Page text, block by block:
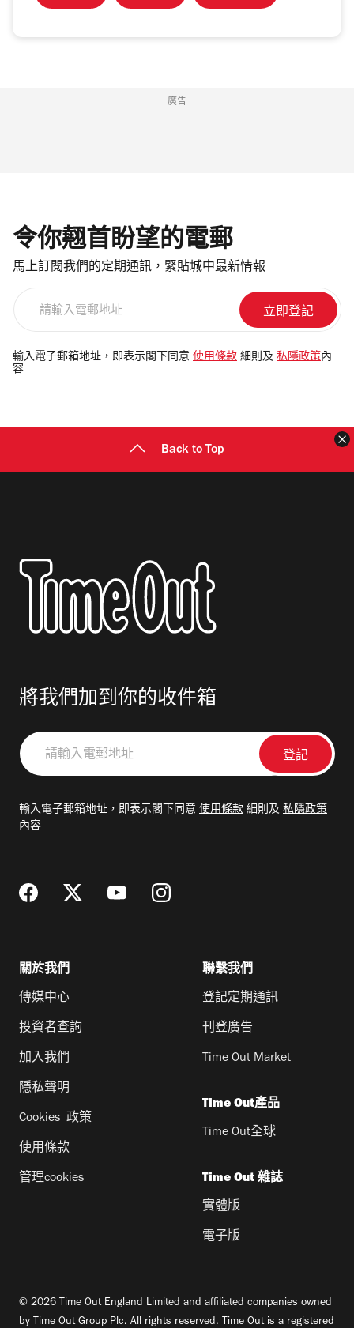
廣告
令你翹首盼望的電郵
馬上訂閱我們的定期通訊，緊貼城中最新情報
電
郵
輸入電子郵箱地址，即表示閣下同意 使用條款 細則及 私隱政策 內
容
Back to Top
將我們加到你的收件箱
請
輸
郵
輸入電子郵箱地址，即表示閣下同意 使用條款 細則及 私隱政策
內容
關於我們
傳媒中心
投資者查詢
加入我們
隱私聲明
Cookies 政策
使用條款
管理cookies
聯繫我們
登記定期通訊
刊登廣告
Time Out Market
Time Out產品
Time Out全球
Time Out 雜誌
實體版
電子版
© 2026 Time Out England Limited and affiliated companies owned
by Time Out Group Plc. All rights reserved. Time Out is a registered